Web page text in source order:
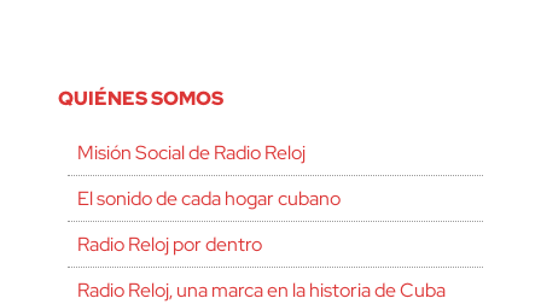
QUIÉNES SOMOS
Misión Social de Radio Reloj
El sonido de cada hogar cubano
Radio Reloj por dentro
Radio Reloj, una marca en la historia de Cuba